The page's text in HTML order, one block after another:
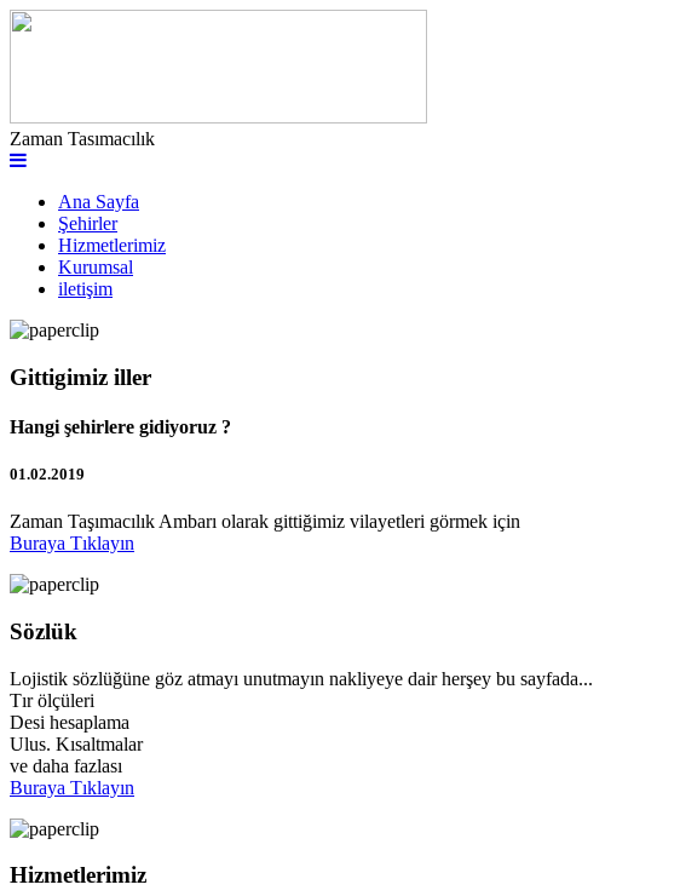
Zaman Tasımacılık
Ana Sayfa
Şehirler
Hizmetlerimiz
Kurumsal
iletişim
Gittigimiz iller
Hangi şehirlere gidiyoruz ?
01.02.2019
Zaman Taşımacılık Ambarı olarak gittiğimiz vilayetleri görmek için
Buraya Tıklayın
Sözlük
Lojistik sözlüğüne göz atmayı unutmayın nakliyeye dair herşey bu sayfada...
Tır ölçüleri
Desi hesaplama
Ulus. Kısaltmalar
ve daha fazlası
Buraya Tıklayın
Hizmetlerimiz